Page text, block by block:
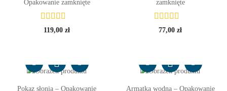
Opakowanie zamknięte
119,00 zł
zamknięte
77,00 zł
Pokaz słonia – Opakowanie
Armatka wodna – Opakowanie